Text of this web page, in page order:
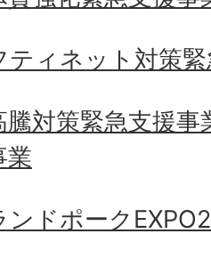
ティネット対策
騰対策緊急支援
業
ンドポーク